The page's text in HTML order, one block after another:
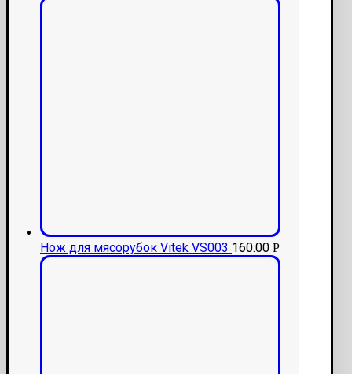
Нож для мясорубок Vitek VS003 160.00 Р